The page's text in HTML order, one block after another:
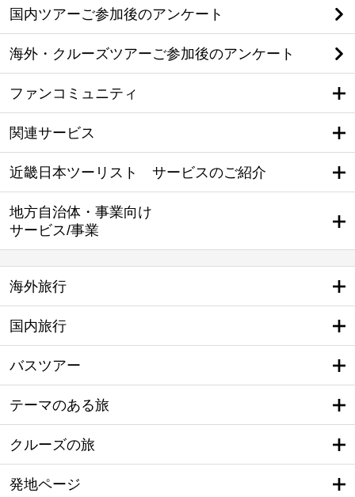
国内ツアーご参加後のアンケート
海外・クルーズツアーご参加後のアンケート
ファンコミュニティ
関連サービス
近畿日本ツーリスト サービスのご紹介
地方自治体・事業向け
サービス/事業
海外旅行
国内旅行
バスツアー
テーマのある旅
クルーズの旅
発地ページ